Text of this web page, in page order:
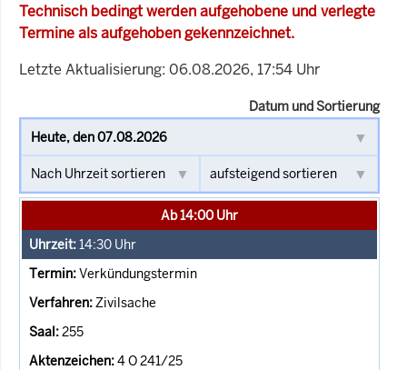
Technisch bedingt werden aufgehobene und verlegte
Termine als aufgehoben gekennzeichnet.
Letzte Aktualisierung: 06.08.2026, 17:54 Uhr
Datum und Sortierung
Ab 14:00 Uhr
14:30 Uhr
Verkündungstermin
Zivilsache
255
4 O 241/25